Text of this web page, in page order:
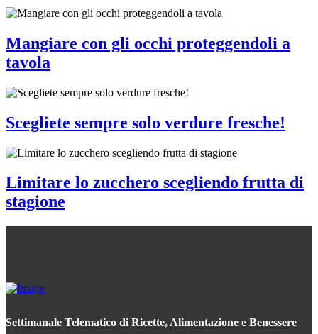
Mangiare con gli occhi proteggendoli a
tavola
Scegliete sempre solo verdure fresche!
Limitare lo zucchero scegliendo frutta di
stagione
Settimanale Telematico di Ricette, Alimentazione e Benessere